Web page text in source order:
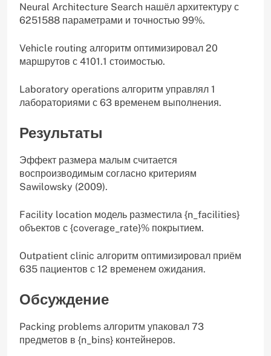
Neural Architecture Search нашёл архитектуру с
6251588 параметрами и точностью 99%.
Vehicle routing алгоритм оптимизировал 20
маршрутов с 4101.1 стоимостью.
Laboratory operations алгоритм управлял 1
лабораториями с 63 временем выполнения.
Результаты
Эффект размера малым считается
воспроизводимым согласно критериям
Sawilowsky (2009).
Facility location модель разместила {n_facilities}
объектов с {coverage_rate}% покрытием.
Outpatient clinic алгоритм оптимизировал приём
635 пациентов с 12 временем ожидания.
Обсуждение
Packing problems алгоритм упаковал 73
предметов в {n_bins} контейнеров.